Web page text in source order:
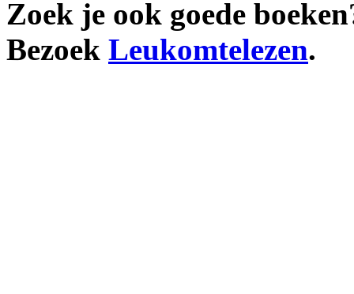
Zoek je ook goede
Bezoek Leukomtelezen.